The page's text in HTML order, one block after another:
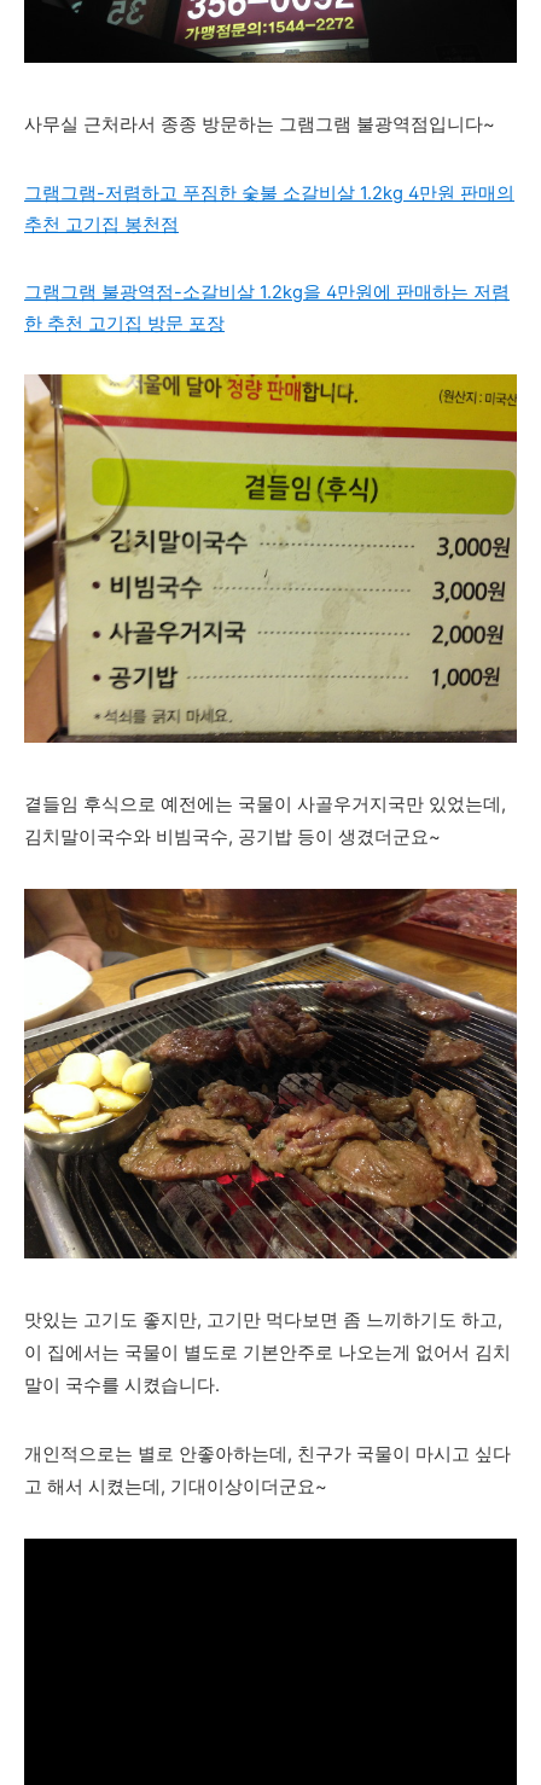
사무실 근처라서 종종 방문하는 그램그램 불광역점입니다~
그램그램-저렴하고 푸짐한 숯불 소갈비살 1.2kg 4만원 판매의
추천 고기집 봉천점
그램그램 불광역점-소갈비살 1.2kg을 4만원에 판매하는 저렴
한 추천 고기집 방문 포장
곁들임 후식으로 예전에는 국물이 사골우거지국만 있었는데,
김치말이국수와 비빔국수, 공기밥 등이 생겼더군요~
맛있는 고기도 좋지만, 고기만 먹다보면 좀 느끼하기도 하고,
이 집에서는 국물이 별도로 기본안주로 나오는게 없어서 김치
말이 국수를 시켰습니다.
개인적으로는 별로 안좋아하는데, 친구가 국물이 마시고 싶다
고 해서 시켰는데, 기대이상이더군요~